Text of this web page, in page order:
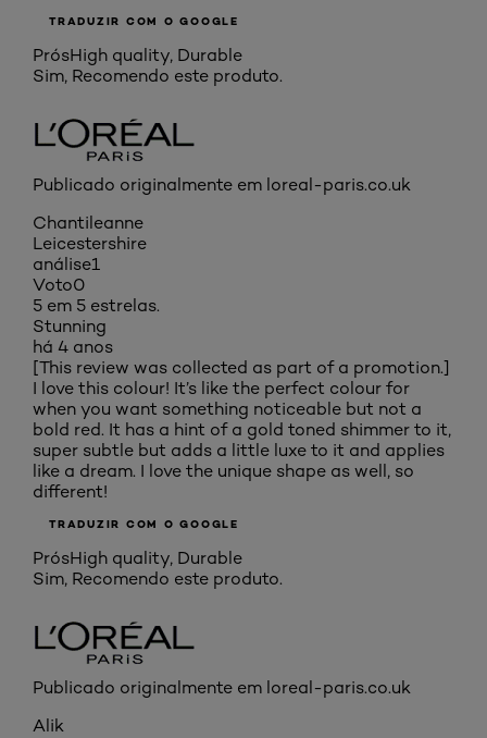
TRADUZIR COM O GOOGLE
PrósHigh quality, Durable
Sim, Recomendo este produto.
Publicado originalmente em loreal-paris.co.uk
Chantileanne
Leicestershire
análise1
Voto0
5 em 5 estrelas.
Stunning
há 4 anos
[This review was collected as part of a promotion.]
I love this colour! It’s like the perfect colour for
when you want something noticeable but not a
bold red. It has a hint of a gold toned shimmer to it,
super subtle but adds a little luxe to it and applies
like a dream. I love the unique shape as well, so
different!
TRADUZIR COM O GOOGLE
PrósHigh quality, Durable
Sim, Recomendo este produto.
Publicado originalmente em loreal-paris.co.uk
Alik